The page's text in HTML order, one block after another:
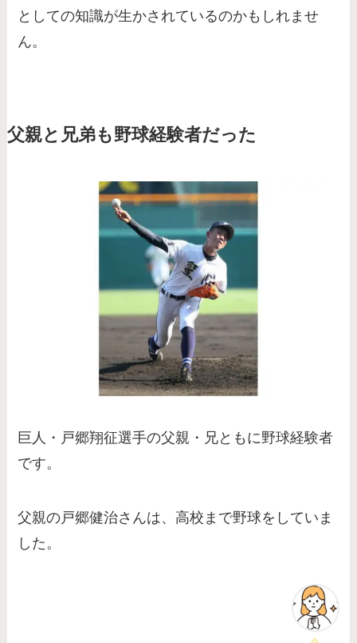
としての知識が生かされているのかもしれませ
ん。
父親と兄弟も野球経験者だった
巨人・戸郷翔征選手の父親・兄ともに野球経験者
です。
父親の戸郷健治さんは、高校まで野球をしていま
した。